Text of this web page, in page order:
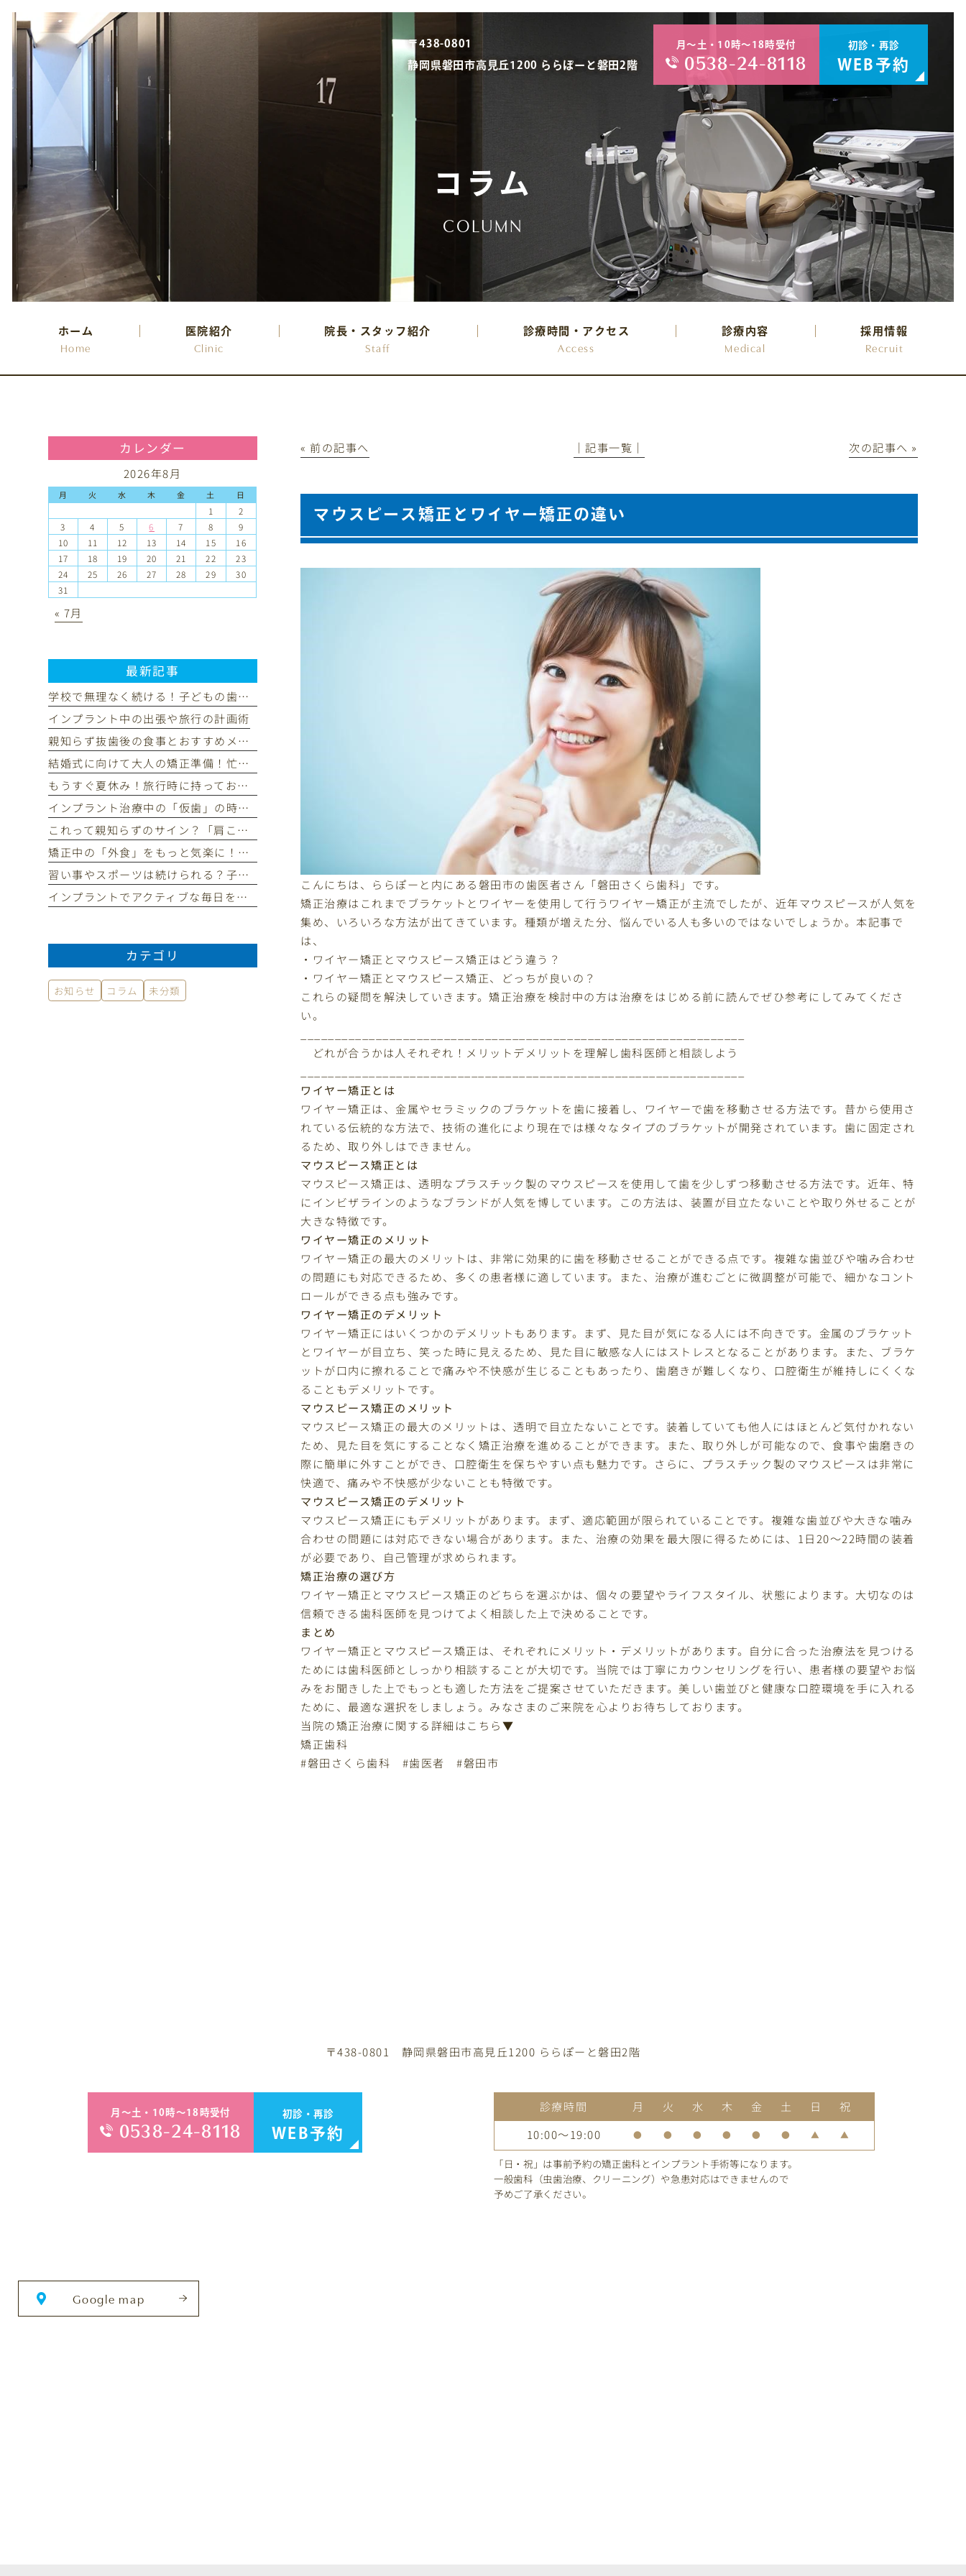
〒438-0801
静岡県磐田市高見丘1200 ららぽーと磐田2階
月～土・10時～18時受付
0538-24-8118
初診・再診
WEB予約
コラム
COLUMN
ホーム
Home
医院紹介
Clinic
院長・スタッフ紹介
Staff
診療時間・アクセス
Access
診療内容
Medical
採用情報
Recruit
« 前の記事へ │記事一覧│ 次の記事へ »
マウスピース矯正とワイヤー矯正の違い
こんにちは、ららぽーと内にある磐田市の歯医者さん「磐田さくら歯科」です。
矯正治療はこれまでブラケットとワイヤーを使用して行うワイヤー矯正が主流でしたが、近年マウスピースが人気を
集め、いろいろな方法が出てきています。種類が増えた分、悩んでいる人も多いのではないでしょうか。本記事で
は、
・ワイヤー矯正とマウスピース矯正はどう違う？
・ワイヤー矯正とマウスピース矯正、どっちが良いの？
これらの疑問を解決していきます。矯正治療を検討中の方は治療をはじめる前に読んでぜひ参考にしてみてくださ
い。
どれが合うかは人それぞれ！メリットデメリットを理解し歯科医師と相談しよう
ワイヤー矯正とは
ワイヤー矯正は、金属やセラミックのブラケットを歯に接着し、ワイヤーで歯を移動させる方法です。昔から使用さ
れている伝統的な方法で、技術の進化により現在では様々なタイプのブラケットが開発されています。歯に固定され
るため、取り外しはできません。
マウスピース矯正とは
マウスピース矯正は、透明なプラスチック製のマウスピースを使用して歯を少しずつ移動させる方法です。近年、特
にインビザラインのようなブランドが人気を博しています。この方法は、装置が目立たないことや取り外せることが
大きな特徴です。
ワイヤー矯正のメリット
ワイヤー矯正の最大のメリットは、非常に効果的に歯を移動させることができる点です。複雑な歯並びや噛み合わせ
の問題にも対応できるため、多くの患者様に適しています。また、治療が進むごとに微調整が可能で、細かなコント
ロールができる点も強みです。
ワイヤー矯正のデメリット
ワイヤー矯正にはいくつかのデメリットもあります。まず、見た目が気になる人には不向きです。金属のブラケット
とワイヤーが目立ち、笑った時に見えるため、見た目に敏感な人にはストレスとなることがあります。また、ブラケ
ットが口内に擦れることで痛みや不快感が生じることもあったり、歯磨きが難しくなり、口腔衛生が維持しにくくな
ることもデメリットです。
マウスピース矯正のメリット
マウスピース矯正の最大のメリットは、透明で目立たないことです。装着していても他人にはほとんど気付かれない
ため、見た目を気にすることなく矯正治療を進めることができます。また、取り外しが可能なので、食事や歯磨きの
際に簡単に外すことができ、口腔衛生を保ちやすい点も魅力です。さらに、プラスチック製のマウスピースは非常に
快適で、痛みや不快感が少ないことも特徴です。
マウスピース矯正のデメリット
マウスピース矯正にもデメリットがあります。まず、適応範囲が限られていることです。複雑な歯並びや大きな噛み
合わせの問題には対応できない場合があります。また、治療の効果を最大限に得るためには、1日20〜22時間の装着
が必要であり、自己管理が求められます。
矯正治療の選び方
ワイヤー矯正とマウスピース矯正のどちらを選ぶかは、個々の要望やライフスタイル、状態によります。大切なのは
信頼できる歯科医師を見つけてよく相談した上で決めることです。
まとめ
ワイヤー矯正とマウスピース矯正は、それぞれにメリット・デメリットがあります。自分に合った治療法を見つける
ためには歯科医師としっかり相談することが大切です。当院では丁寧にカウンセリングを行い、患者様の要望やお悩
みをお聞きした上でもっとも適した方法をご提案させていただきます。美しい歯並びと健康な口腔環境を手に入れる
ために、最適な選択をしましょう。みなさまのご来院を心よりお待ちしております。
当院の矯正治療に関する詳細はこちら▼
矯正歯科
#磐田さくら歯科 #歯医者 #磐田市
カレンダー
2026年8月
月 火 水 木 金 土 日
1
2
3
4 5 6 7 8
9
10
11 12 13 14 15
16
17
18 19 20 21 22
23
24
25 26 27 28 29
30
31
« 7月
最新記事
学校で無理なく続ける！子どもの歯磨き習慣のコツ
インプラント中の出張や旅行の計画術
親知らず抜歯後の食事とおすすめメニュー
結婚式に向けて大人の矯正準備！忙しい毎日の中でできる工夫とは？
もうすぐ夏休み！旅行時に持っておきたい子ども用オーラルケアセット
インプラント治療中の「仮歯」の時期、日常生活で気をつけておきたいこと
これって親知らずのサイン？「肩こりや頭の重さ」と、お口の違和感の意外な関係
矯正中の「外食」をもっと気楽に！メニュー選びのコツとお店選びの視点
習い事やスポーツは続けられる？子どもの矯正治療中のアクティブな過ごし方
インプラントでアクティブな毎日を！旅行やスポーツを「これまで通り」楽しめる理由
カテゴリ
お知らせ コラム 未分類
〒438-0801 静岡県磐田市高見丘1200 ららぽーと磐田2階
月～土・10時～18時受付
0538-24-8118
初診・再診
WEB予約
診療時間 月 火 水 木 金 土 日
祝
10:00～19:00
● ● ● ● ● ● ▲ ▲
「日・祝」は事前予約の矯正歯科とインプラント手術等になります。
一般歯科（虫歯治療、クリーニング）や急患対応はできませんので
予めご了承ください。
Google map